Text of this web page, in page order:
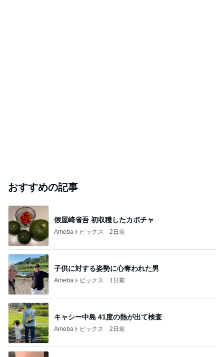
おすすめの記事
假屋崎省吾 初収穫したカボチャ
Amebaトピックス 2日前
子供に対する姿勢に心奪われた男
Amebaトピックス 1日前
キャシー中島 41度の熱が出て検査
Amebaトピックス 2日前